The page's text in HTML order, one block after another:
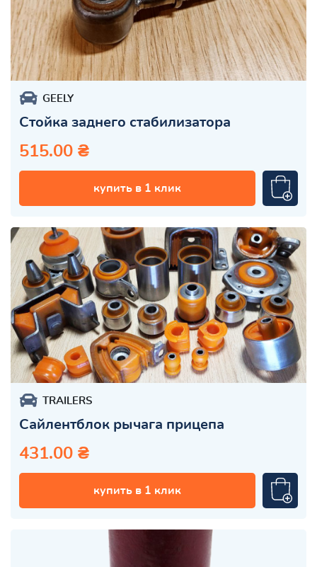
GEELY
Стойка заднего стабилизатора
515.00 ₴
купить в 1 клик
TRAILERS
Сайлентблок рычага прицепа
431.00 ₴
купить в 1 клик